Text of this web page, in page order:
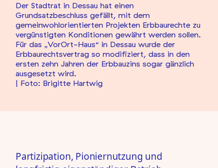
Der Stadtrat in Dessau hat einen
Grundsatzbeschluss gefällt, mit dem
gemeinwohlorientierten Projekten Erbbaurechte zu
vergünstigten Konditionen gewährt werden sollen.
Für das „VorOrt-Haus“ in Dessau wurde der
Erbbaurechtsvertrag so modifiziert, dass in den
ersten zehn Jahren der Erbbauzins sogar gänzlich
ausgesetzt wird.
| Foto: Brigitte Hartwig
Partizipation, Pioniernutzung und